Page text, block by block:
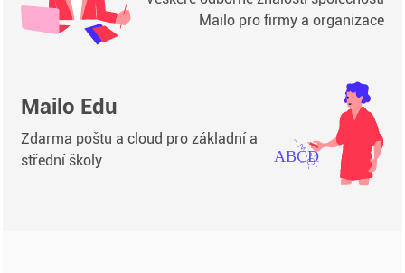
Mailo pro firmy a organizace
Mailo Edu
Zdarma poštu a cloud pro základní a
střední školy